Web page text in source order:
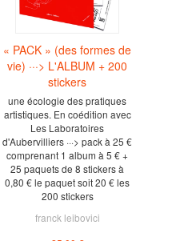
« PACK » (des formes de
vie) ···> L'ALBUM + 200
stickers
une écologie des pratiques
artistiques. En coédition avec
Les Laboratoires
d'Aubervilliers ···> pack à 25 €
comprenant 1 album à 5 € +
25 paquets de 8 stickers à
0,80 € le paquet soit 20 € les
200 stickers
franck leibovici